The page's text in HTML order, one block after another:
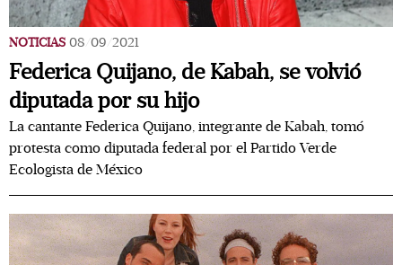
NOTICIAS 08/09/2021
Federica Quijano, de Kabah, se volvió
diputada por su hijo
La cantante Federica Quijano, integrante de Kabah, tomó
protesta como diputada federal por el Partido Verde
Ecologista de México